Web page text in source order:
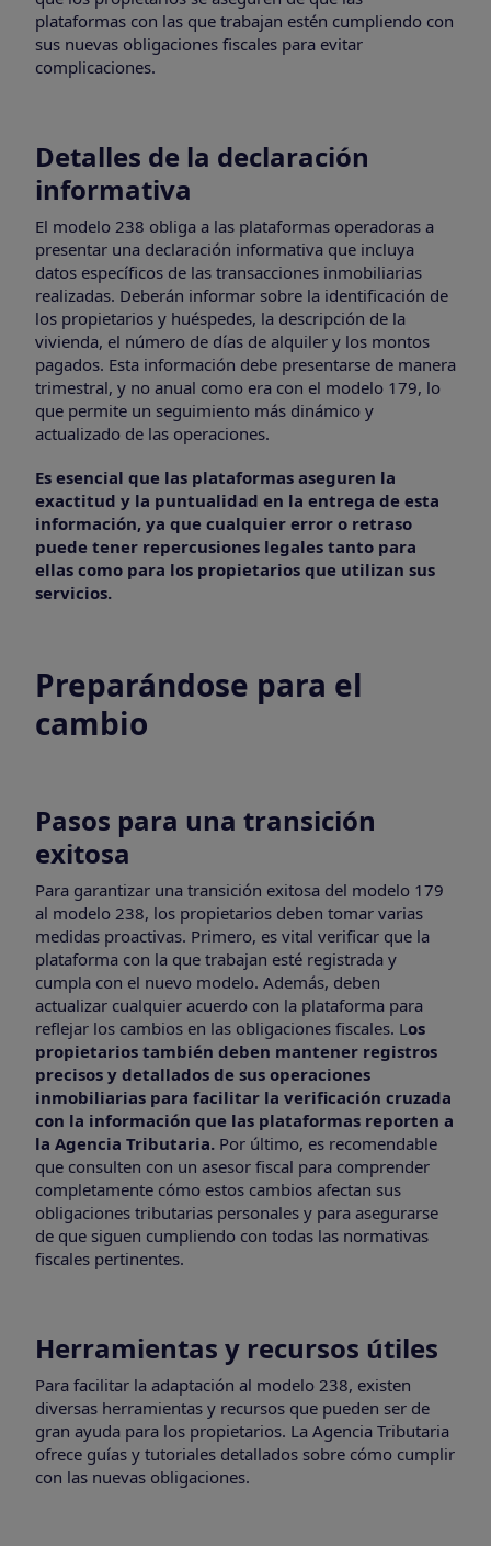
plataformas con las que trabajan estén cumpliendo con
sus nuevas obligaciones fiscales para evitar
complicaciones.
Detalles de la declaración
informativa
El modelo 238 obliga a las plataformas operadoras a
presentar una declaración informativa que incluya
datos específicos de las transacciones inmobiliarias
realizadas. Deberán informar sobre la identificación de
los propietarios y huéspedes, la descripción de la
vivienda, el número de días de alquiler y los montos
pagados. Esta información debe presentarse de manera
trimestral, y no anual como era con el modelo 179, lo
que permite un seguimiento más dinámico y
actualizado de las operaciones.
Es esencial que las plataformas aseguren la
exactitud y la puntualidad en la entrega de esta
información, ya que cualquier error o retraso
puede tener repercusiones legales tanto para
ellas como para los propietarios que utilizan sus
servicios.
Preparándose para el
cambio
Pasos para una transición
exitosa
Para garantizar una transición exitosa del modelo 179
al modelo 238, los propietarios deben tomar varias
medidas proactivas. Primero, es vital verificar que la
plataforma con la que trabajan esté registrada y
cumpla con el nuevo modelo. Además, deben
actualizar cualquier acuerdo con la plataforma para
reflejar los cambios en las obligaciones fiscales. L os
propietarios también deben mantener registros
precisos y detallados de sus operaciones
inmobiliarias para facilitar la verificación cruzada
con la información que las plataformas reporten a
la Agencia Tributaria. Por último, es recomendable
que consulten con un asesor fiscal para comprender
completamente cómo estos cambios afectan sus
obligaciones tributarias personales y para asegurarse
de que siguen cumpliendo con todas las normativas
fiscales pertinentes.
Herramientas y recursos útiles
Para facilitar la adaptación al modelo 238, existen
diversas herramientas y recursos que pueden ser de
gran ayuda para los propietarios. La Agencia Tributaria
ofrece guías y tutoriales detallados sobre cómo cumplir
con las nuevas obligaciones.